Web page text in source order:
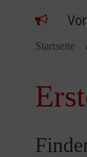
Startseite